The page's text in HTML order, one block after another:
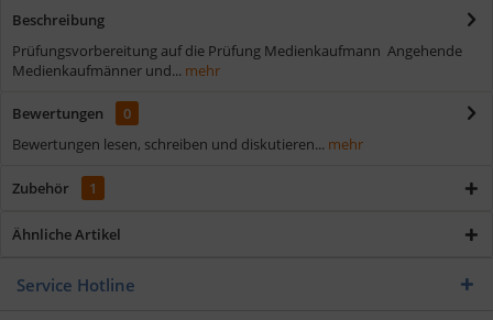
Beschreibung
Prüfungsvorbereitung auf die Prüfung Medienkaufmann Angehende
Medienkaufmänner und... mehr
Bewertungen
0
Bewertungen lesen, schreiben und diskutieren... mehr
Zubehör 1
Ähnliche Artikel
Service Hotline